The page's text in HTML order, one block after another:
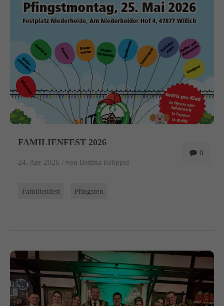
info@yourdomain.com
Lorem ipsum dolor sit amet, consectetuer adipiscing elit.
Aenean commodo ligula eget dolor. Aenean massa. Cum sociis
natoque penatibus et magnis dis parturient montes, nascetur
ridiculus mus. Donec quam felis, ultricies nec.
0
FAMILIENFEST 2026
24. Apr 2026 / von Bettina Kröppel
Familienfest Pfingsten